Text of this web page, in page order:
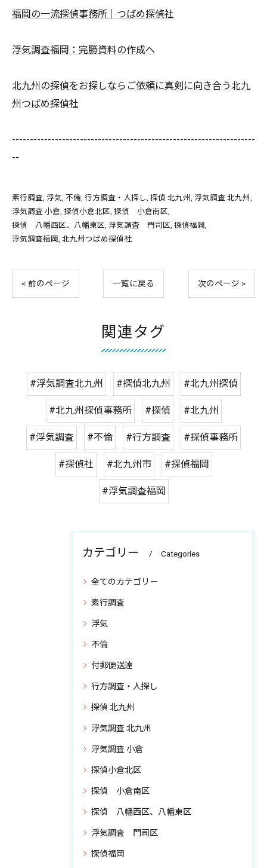
福岡の一流探偵事務所｜つばめ探偵社
浮気調査福岡：完勝資料の作成へ
北九州の探偵をお探しならご依頼に真剣に向き合う北九
州つばめ探偵社
--------------------------------------------------------------------
--
素行調査 浮気 不倫 行方調査・人探し 探偵 北九州
浮気調査 北九州
浮気調査 小倉 探偵小倉北区 探偵 小倉南区
探偵 八幡西区、八幡東区 浮気調査 門司区 探偵福岡
浮気調査福岡 北九州つばめ探偵社
< 前のページ 一覧に戻る 次のページ >
関連タグ
#浮気調査北九州 #探偵北九州 #北九州探偵
#北九州探偵事務所 #探偵 #北九州
#浮気調査 #不倫 #行方調査 #探偵事務所
#探偵社 #北九州市 #探偵福岡
#浮気調査福岡
カテゴリー Categories
全てのカテゴリー
素行調査
浮気
不倫
付郵便送達
行方調査・人探し
探偵 北九州
浮気調査 北九州
浮気調査 小倉
探偵小倉北区
探偵 小倉南区
探偵 八幡西区、八幡東区
浮気調査 門司区
探偵福岡